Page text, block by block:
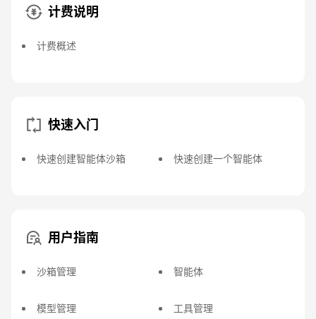
计费说明
计费概述
快速入门
快速创建智能体沙箱 快速创建一个智能体
用户指南
沙箱管理 智能体
模型管理 工具管理